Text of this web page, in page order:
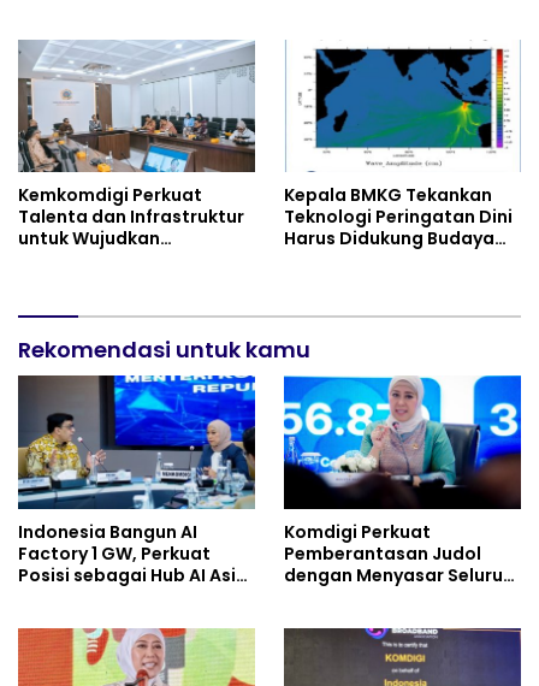
Kemkomdigi Perkuat
Talenta dan Infrastruktur
untuk Wujudkan
Kepala BMKG Tekankan
Teknologi Peringatan Dini
Harus Didukung Budaya
Rekomendasi untuk kamu
Indonesia Bangun AI
Factory 1 GW, Perkuat
Posisi sebagai Hub AI Asia
Komdigi Perkuat
Pemberantasan Judol
dengan Menyasar Seluruh